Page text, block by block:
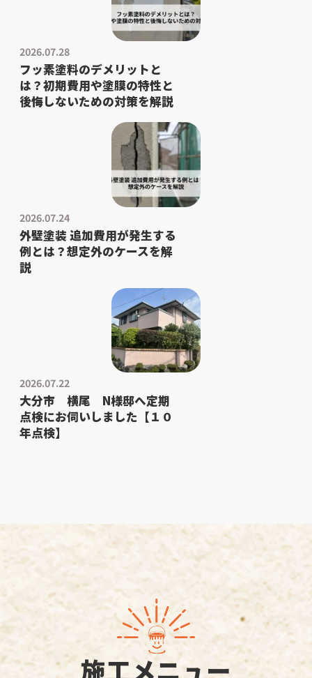
2026.07.28
フッ素塗料のデメリットと
は？初期費用や塗膜の特性と
後悔しないための対策を解説
2026.07.24
外壁塗装 追加費用が発生する
例とは？想定外のケースを解
説
2026.07.22
大分市 横尾 N様邸へ定期
点検にお伺いしました【１０
年点検】
施工メニュー